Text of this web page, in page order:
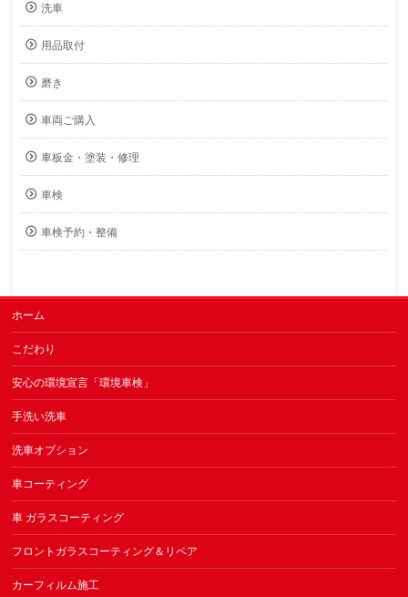
洗車
用品取付
磨き
車両ご購入
車板金・塗装・修理
車検
車検予約・整備
ホーム
こだわり
安心の環境宣言「環境車検」
手洗い洗車
洗車オプション
車コーティング
車 ガラスコーティング
フロントガラスコーティング＆リペア
カーフィルム施工